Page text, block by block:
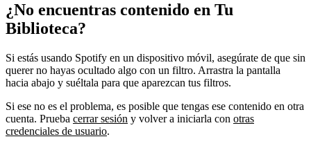
¿No encuentras contenido en Tu
Biblioteca?
Si estás usando Spotify en un dispositivo móvil, asegúrate de que sin
querer no hayas ocultado algo con un filtro. Arrastra la pantalla
hacia abajo y suéltala para que aparezcan tus filtros.
Si ese no es el problema, es posible que tengas ese contenido en otra
cuenta. Prueba cerrar sesión y volver a iniciarla con otras
credenciales de usuario.